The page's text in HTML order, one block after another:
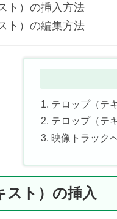
ト）の挿入方法
ト）の編集方法
テロップ（テ
テロップ（テ
映像トラック
スト）の挿入